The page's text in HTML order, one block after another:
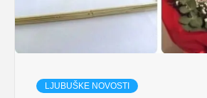
LJUBUŠKE NOVOSTI